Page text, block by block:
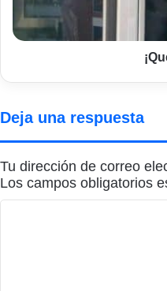
Deja una respuesta
Tu dirección de correo
Los campos obligatorios